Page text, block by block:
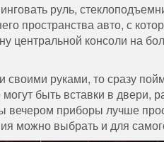
руль,
пространства авто, с
центральной консоли на
своими руками, то сразу
быть вставки в двери,
вечером приборы лучше
можно выбрать и для